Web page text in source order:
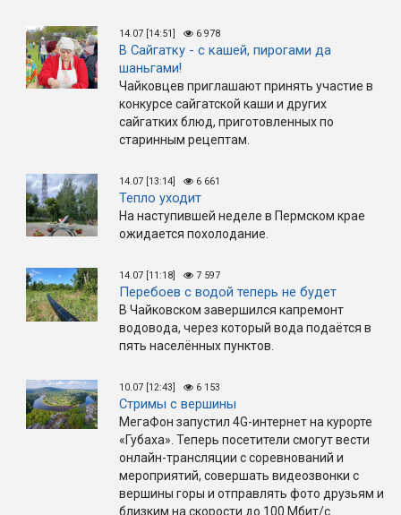
14.07 [14:51] 6 978
В Сайгатку - с кашей, пирогами да
шаньгами!
Чайковцев приглашают принять участие в
конкурсе сайгатской каши и других
сайгатких блюд, приготовленных по
старинным рецептам.
14.07 [13:14] 6 661
Тепло уходит
На наступившей неделе в Пермском крае
ожидается похолодание.
14.07 [11:18] 7 597
Перебоев с водой теперь не будет
В Чайковском завершился капремонт
водовода, через который вода подаётся в
пять населённых пунктов.
10.07 [12:43] 6 153
Стримы с вершины
МегаФон запустил 4G-интернет на курорте
«Губаха». Теперь посетители смогут вести
онлайн-трансляции с соревнований и
мероприятий, совершать видеозвонки с
вершины горы и отправлять фото друзьям и
близким на скорости до 100 Мбит/с.